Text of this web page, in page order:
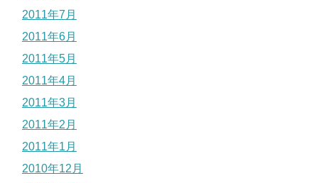
2011年7月
2011年6月
2011年5月
2011年4月
2011年3月
2011年2月
2011年1月
2010年12月